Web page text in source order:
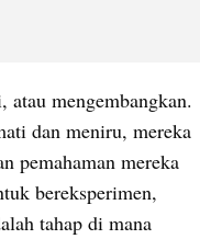
atau mengembangkan.
dan meniru, mereka
pemahaman mereka
bereksperimen,
tahap di mana